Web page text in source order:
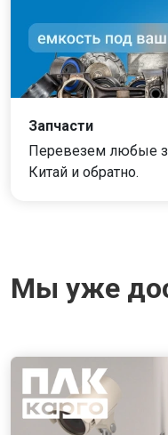
Запчасти
Перевезем любые
Китай и обратно.
Мы уже